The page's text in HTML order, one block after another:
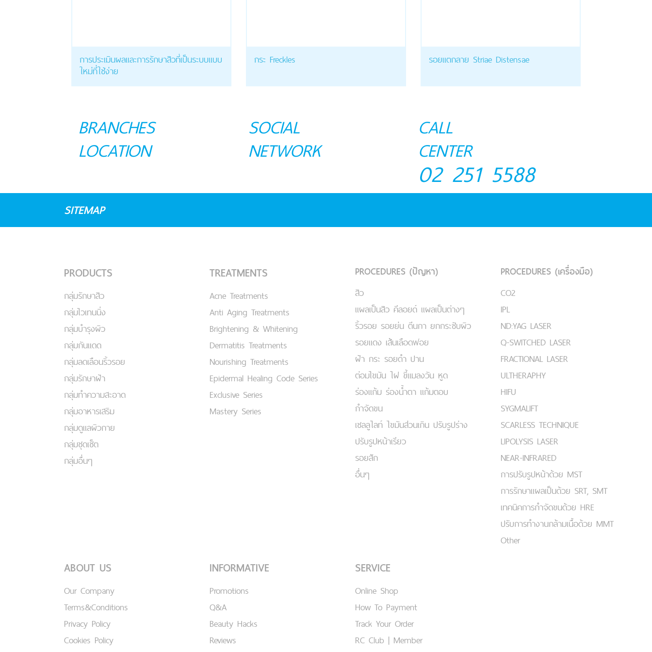
การประเมินผลและการรักษาสิวที่เป็นระบบแบบ
ใหม่ที่ใช้ง่าย
กระ Freckles รอยแตกลาย Striae Distensae
BRANCHES
LOCATION
SOCIAL
NETWORK
CALL
CENTER
02 251 5588
SITEMAP
PRODUCTS
กลุ่มรักษาสิว
กลุ่มไวเทนนิ่ง
กลุ่มบำรุงผิว
กลุ่มกันแดด
กลุ่มลดเลือนริ้วรอย
กลุ่มรักษาฝ้า
กลุ่มทำความสะอาด
กลุ่มอาหารเสริม
กลุ่มดูแลผิวกาย
กลุ่มชุดเซ็ต
กลุ่มอื่นๆ
TREATMENTS
Acne Treatments
Anti Aging Treatments
Brightening & Whitening
Dermatitis Treatments
Nourishing Treatments
Epidermal Healing Code Series
Exclusive Series
Mastery Series
PROCEDURES (ปัญหา)
สิว
แผลเป็นสิว คีลอยด์ แผลเป็นต่างๆ
ริ้วรอย รอยย่น ตีนกา ยกกระชับผิว
รอยแดง เส้นเลือดฟอย
ฝ้า กระ รอยดำ ปาน
ต่อมไขมัน ไฝ ขี้แมลงวัน หูด
ร่องแก้ม ร่องน้ำตา แก้มตอบ
กำจัดขน
เชลลูไลท์ ไขมันส่วนเกิน ปรับรูปร่าง
ปรับรูปหน้าเรียว
รอยสัก
อื่นๆ
PROCEDURES (เครื่องมือ)
CO2
IPL
ND:YAG LASER
Q-SWITCHED LASER
FRACTIONAL LASER
ULTHERAPHY
HIFU
SYGMALIFT
SCARLESS TECHNIQUE
LIPOLYSIS LASER
NEAR-INFRARED
การปรับรูปหน้าด้วย MST
การรักษาแผลเป็นด้วย SRT, SMT
เทคนิคการกำจัดขนด้วย HRE
ปรับการทำงานกล้ามเนื้อด้วย MMT
Other
ABOUT US
Our Company
Terms&Conditions
Privacy Policy
Cookies Policy
INFORMATIVE
Promotions
Q&A
Beauty Hacks
Reviews
SERVICE
Online Shop
How To Payment
Track Your Order
RC Club | Member